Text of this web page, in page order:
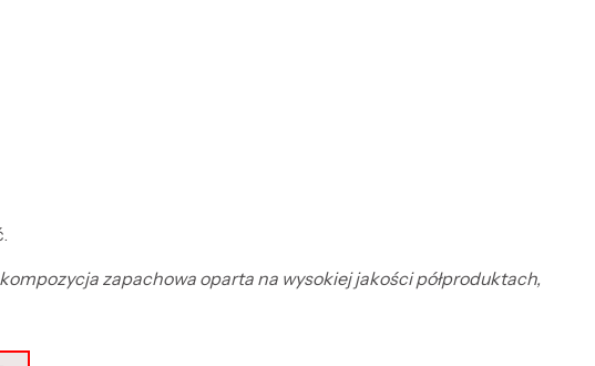
zapachowa oparta na wysokiej jakości półproduktach,